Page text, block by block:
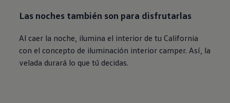
Las noches también son para disfrutarlas
Al caer la noche, ilumina el interior de tu California
con el concepto de iluminación interior camper. Así, la
velada durará lo que tú decidas.